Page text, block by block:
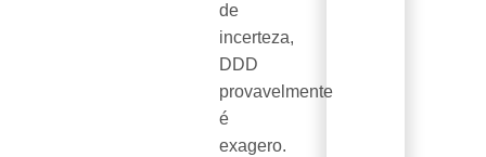
de
incerteza,
DDD
provavelmente
é
exagero.